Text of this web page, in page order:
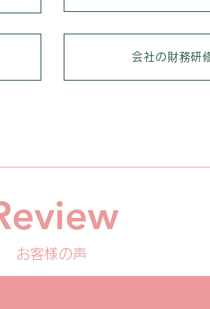
会社の財務研
お客様の声